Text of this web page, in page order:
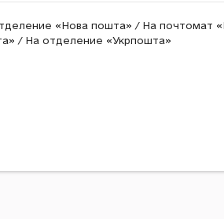
«Нова пошта» / На почтомат
/ На отделение «Укрпошта»